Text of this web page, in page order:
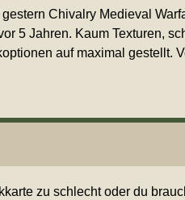
Chivalry Medieval
5 Jahren. Kaum Texturen,
auf maximal gestellt.
zu schlecht oder du